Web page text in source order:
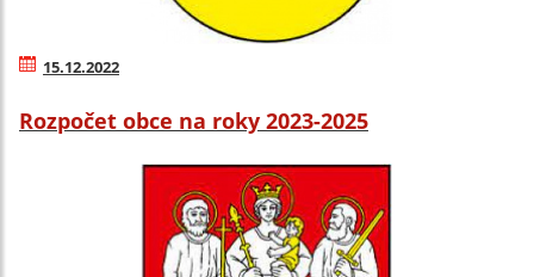
15.12.2022
Rozpočet obce na roky 2023-2025